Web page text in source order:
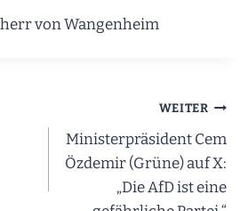
von Wangenheim
WEITER
Ministerpräsident Cem
Özdemir (Grüne) auf X:
„Die AfD ist eine